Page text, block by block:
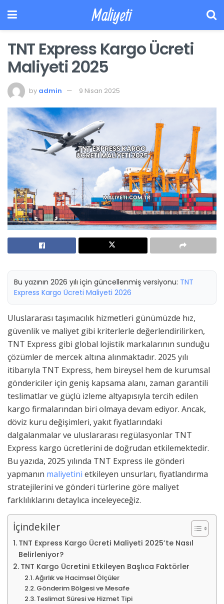
Maliyeti
TNT Express Kargo Ücreti
Maliyeti 2025
by admin 9 Nisan 2025
Bu yazının 2026 yılı için güncellenmiş versiyonu: TNT
Express Kargo Ücreti Maliyeti 2026
Uluslararası taşımacılık hizmetleri günümüzde hız,
güvenlik ve maliyet gibi kriterlerle değerlendirilirken,
TNT Express gibi global lojistik markalarının sunduğu
çözümler de mercek altına alınmaktadır. 2025 yılı
itibarıyla TNT Express, hem bireysel hem de kurumsal
göndericiler için geniş kapsama alanı, zaman garantili
teslimatlar ve güçlü izleme altyapısıyla tercih edilen
kargo firmalarından biri olmaya devam ediyor. Ancak,
döviz kuru değişimleri, yakıt fiyatlarındaki
dalgalanmalar ve uluslararası regülasyonlar TNT
Express kargo ücretlerini de doğrudan etkilemektedir.
Bu yazıda, 2025 yılında TNT Express ile gönderi
yapmanın maliyetini etkileyen unsurları, fiyatlandırma
stratejilerini ve gönderi türlerine göre maliyet
farklılıklarını detaylıca inceleyeceğiz.
İçindekiler
TNT Express Kargo Ücreti Maliyeti 2025’te Nasıl
Belirleniyor?
TNT Kargo Ücretini Etkileyen Başlıca Faktörler
Ağırlık ve Hacimsel Ölçüler
Gönderim Bölgesi ve Mesafe
Teslimat Süresi ve Hizmet Tipi